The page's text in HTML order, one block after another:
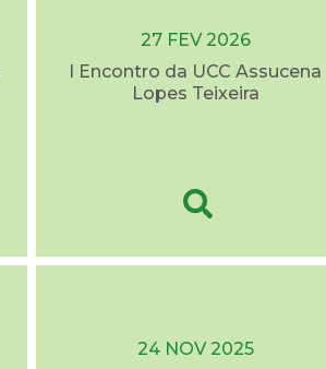
27 FEV 2026
I Encontro da UCC Assucena
Lopes Teixeira
24 NOV 2025